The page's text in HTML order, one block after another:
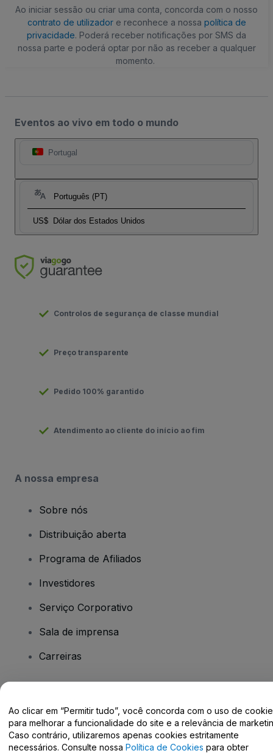
Ao iniciar sessão ou criar uma conta, concorda com o nosso
contrato de utilizadore reconhece a nossa política de
privacidade. Poderá receber notificações por SMS da
nossa parte e poderá optar por não as receber a qualquer
momento.
Eventos ao vivo em todo o mundo
Portugal
Português (PT)
US$ Dólar dos Estados Unidos
Controlos de segurança de classe mundial
Preço transparente
Pedido 100% garantido
Atendimento ao cliente do início ao fim
A nossa empresa
Sobre nós
Distribuição aberta
Programa de Afiliados
Investidores
Serviço Corporativo
Sala de imprensa
Carreiras
Centro de Ajuda / Fale Conosco
Ao clicar em “Permitir tudo”, você concorda com o uso de
para melhorar a funcionalidade do site e a relevância de
Caso contrário, utilizaremos apenas cookies estritamente
necessários. Consulte nossa Política de Cookies para obter